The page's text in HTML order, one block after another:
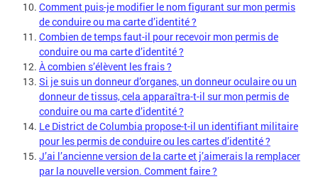
Comment puis-je modifier le nom figurant sur mon permis
de conduire ou ma carte d’identité ?
Combien de temps faut-il pour recevoir mon permis de
conduire ou ma carte d’identité ?
À combien s’élèvent les frais ?
Si je suis un donneur d’organes, un donneur oculaire ou un
donneur de tissus, cela apparaîtra-t-il sur mon permis de
conduire ou ma carte d’identité ?
Le District de Columbia propose-t-il un identifiant militaire
pour les permis de conduire ou les cartes d’identité ?
J’ai l’ancienne version de la carte et j’aimerais la remplacer
par la nouvelle version. Comment faire ?